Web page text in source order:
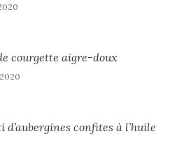
courgette aigre-doux
d’aubergines confites à l’huile